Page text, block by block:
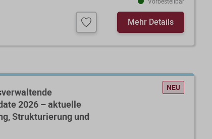
Mehr Details
NEU
2026 – aktuelle
Strukturierung und